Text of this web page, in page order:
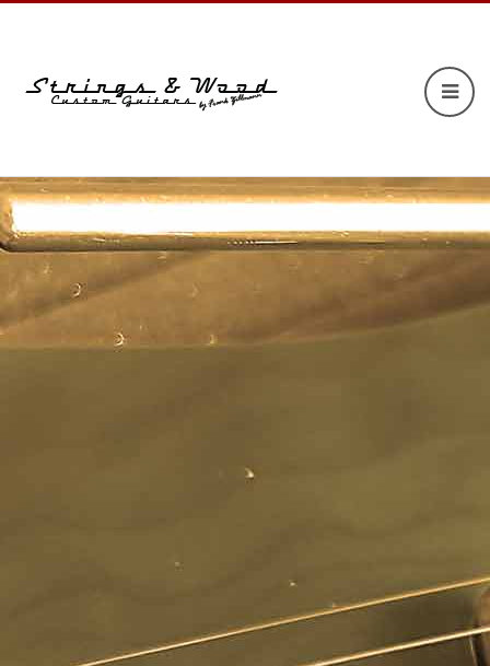
Previous
Next